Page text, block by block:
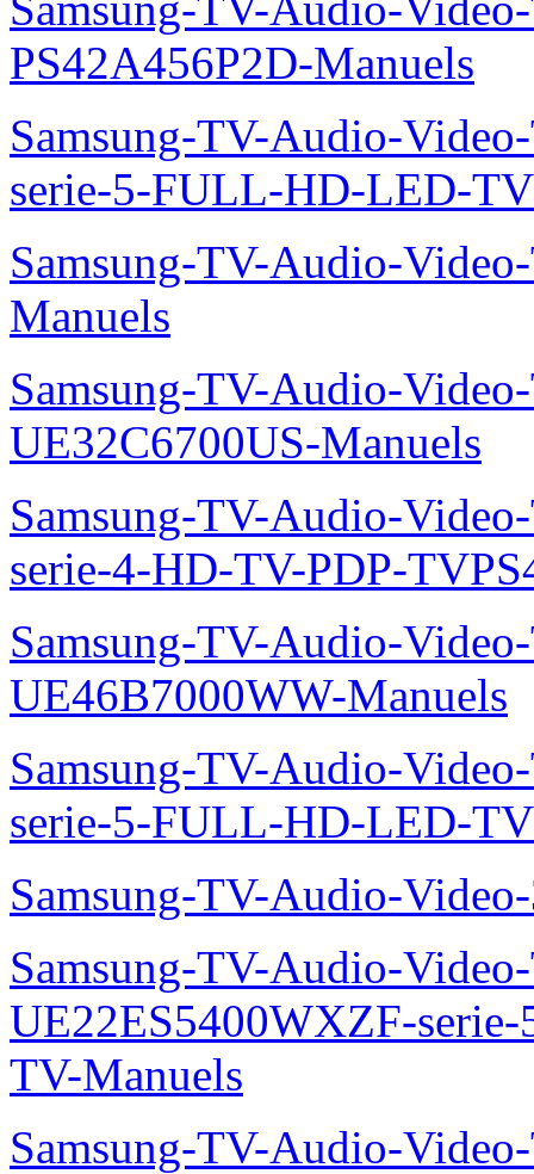
PS42A456P2D-Manuels
Samsung-TV-Audio-
serie-5-FULL-HD-LED-
Samsung-TV-Audio-
Manuels
Samsung-TV-Audio-
UE32C6700US-Manuels
Samsung-TV-Audio-
serie-4-HD-TV-PDP-
Samsung-TV-Audio-
UE46B7000WW-Manuels
Samsung-TV-Audio-
serie-5-FULL-HD-LED-
Samsung-TV-Audio-
Samsung-TV-Audio-
UE22ES5400WXZF-
TV-Manuels
Samsung-TV-Audio-